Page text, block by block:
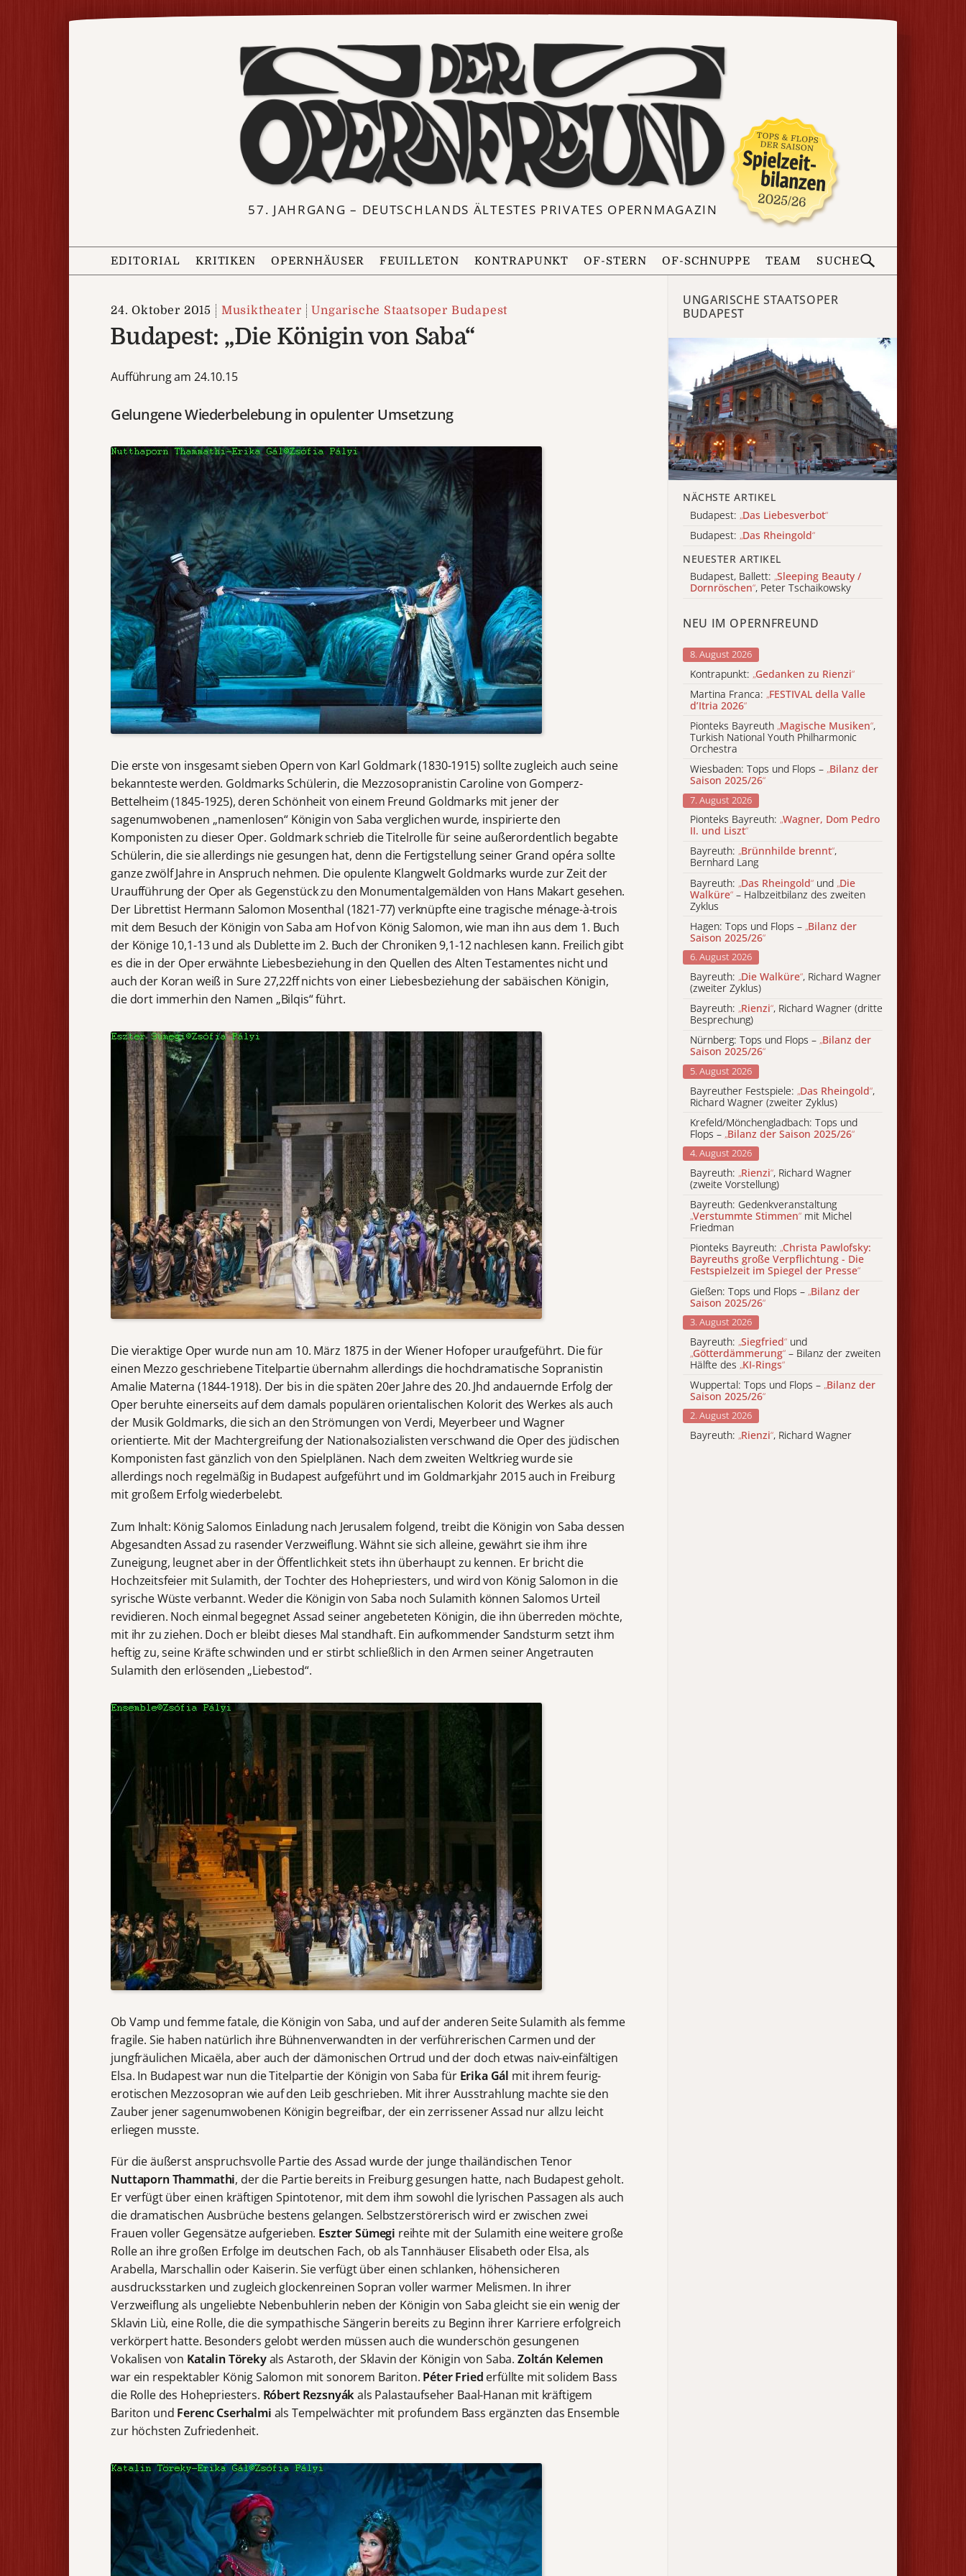
57. JAHRGANG – DEUTSCHLANDS ÄLTESTES PRIVATES OPERNMAGAZIN
EDITORIAL KRITIKEN OPERNHÄUSER FEUILLETON KONTRAPUNKT OF-STERN OF-SCHNUPPE TEAM SUCHE
24. Oktober 2015 Musiktheater Ungarische Staatsoper Budapest
Budapest: „Die Königin von Saba“
Aufführung am 24.10.15
Gelungene Wiederbelebung in opulenter Umsetzung
Die erste von insgesamt sieben Opern von Karl Goldmark (1830-1915) sollte zugleich auch seine
bekannteste werden. Goldmarks Schülerin, die Mezzosopranistin Caroline von Gomperz-
Bettelheim (1845-1925), deren Schönheit von einem Freund Goldmarks mit jener der
sagenumwobenen „namenlosen“ Königin von Saba verglichen wurde, inspirierte den
Komponisten zu dieser Oper. Goldmark schrieb die Titelrolle für seine außerordentlich begabte
Schülerin, die sie allerdings nie gesungen hat, denn die Fertigstellung seiner Grand opéra sollte
ganze zwölf Jahre in Anspruch nehmen. Die opulente Klangwelt Goldmarks wurde zur Zeit der
Uraufführung der Oper als Gegenstück zu den Monumentalgemälden von Hans Makart gesehen.
Der Librettist Hermann Salomon Mosenthal (1821-77) verknüpfte eine tragische ménage-à-trois
mit dem Besuch der Königin von Saba am Hof von König Salomon, wie man ihn aus dem 1. Buch
der Könige 10,1-13 und als Dublette im 2. Buch der Chroniken 9,1-12 nachlesen kann. Freilich gibt
es die in der Oper erwähnte Liebesbeziehung in den Quellen des Alten Testamentes nicht und
auch der Koran weiß in Sure 27,22ff nichts von einer Liebesbeziehung der sabäischen Königin,
die dort immerhin den Namen „Bilqis“ führt.
Die vieraktige Oper wurde nun am 10. März 1875 in der Wiener Hofoper uraufgeführt. Die für
einen Mezzo geschriebene Titelpartie übernahm allerdings die hochdramatische Sopranistin
Amalie Materna (1844-1918). Der bis in die späten 20er Jahre des 20. Jhd andauernde Erfolg der
Oper beruhte einerseits auf dem damals populären orientalischen Kolorit des Werkes als auch
der Musik Goldmarks, die sich an den Strömungen von Verdi, Meyerbeer und Wagner
orientierte. Mit der Machtergreifung der Nationalsozialisten verschwand die Oper des jüdischen
Komponisten fast gänzlich von den Spielplänen. Nach dem zweiten Weltkrieg wurde sie
allerdings noch regelmäßig in Budapest aufgeführt und im Goldmarkjahr 2015 auch in Freiburg
mit großem Erfolg wiederbelebt.
Zum Inhalt: König Salomos Einladung nach Jerusalem folgend, treibt die Königin von Saba dessen
Abgesandten Assad zu rasender Verzweiflung. Wähnt sie sich alleine, gewährt sie ihm ihre
Zuneigung, leugnet aber in der Öffentlichkeit stets ihn überhaupt zu kennen. Er bricht die
Hochzeitsfeier mit Sulamith, der Tochter des Hohepriesters, und wird von König Salomon in die
syrische Wüste verbannt. Weder die Königin von Saba noch Sulamith können Salomos Urteil
revidieren. Noch einmal begegnet Assad seiner angebeteten Königin, die ihn überreden möchte,
mit ihr zu ziehen. Doch er bleibt dieses Mal standhaft. Ein aufkommender Sandsturm setzt ihm
heftig zu, seine Kräfte schwinden und er stirbt schließlich in den Armen seiner Angetrauten
Sulamith den erlösenden „Liebestod“.
Ob Vamp und femme fatale, die Königin von Saba, und auf der anderen Seite Sulamith als femme
fragile. Sie haben natürlich ihre Bühnenverwandten in der verführerischen Carmen und der
jungfräulichen Micaëla, aber auch der dämonischen Ortrud und der doch etwas naiv-einfältigen
Elsa. In Budapest war nun die Titelpartie der Königin von Saba für Erika Gál mit ihrem feurig-
erotischen Mezzosopran wie auf den Leib geschrieben. Mit ihrer Ausstrahlung machte sie den
Zauber jener sagenumwobenen Königin begreifbar, der ein zerrissener Assad nur allzu leicht
erliegen musste.
Für die äußerst anspruchsvolle Partie des Assad wurde der junge thailändischen Tenor
Nuttaporn Thammathi, der die Partie bereits in Freiburg gesungen hatte, nach Budapest geholt.
Er verfügt über einen kräftigen Spintotenor, mit dem ihm sowohl die lyrischen Passagen als auch
die dramatischen Ausbrüche bestens gelangen. Selbstzerstörerisch wird er zwischen zwei
Frauen voller Gegensätze aufgerieben. Eszter Sümegi reihte mit der Sulamith eine weitere große
Rolle an ihre großen Erfolge im deutschen Fach, ob als Tannhäuser Elisabeth oder Elsa, als
Arabella, Marschallin oder Kaiserin. Sie verfügt über einen schlanken, höhensicheren
ausdrucksstarken und zugleich glockenreinen Sopran voller warmer Melismen. In ihrer
Verzweiflung als ungeliebte Nebenbuhlerin neben der Königin von Saba gleicht sie ein wenig der
Sklavin Liù, eine Rolle, die die sympathische Sängerin bereits zu Beginn ihrer Karriere erfolgreich
verkörpert hatte. Besonders gelobt werden müssen auch die wunderschön gesungenen
Vokalisen von Katalin Törekyals Astaroth, der Sklavin der Königin von Saba. Zoltán Kelemen
war ein respektabler König Salomon mit sonorem Bariton. Péter Fried erfüllte mit solidem Bass
die Rolle des Hohepriesters. Róbert Rezsnyákals Palastaufseher Baal-Hanan mit kräftigem
Bariton und Ferenc Cserhalmi als Tempelwächter mit profundem Bass ergänzten das Ensemble
zur höchsten Zufriedenheit.
UNGARISCHE STAATSOPER
BUDAPEST
NÄCHSTE ARTIKEL
Budapest: „Das Liebesverbot“
Budapest: „Das Rheingold“
NEUESTER ARTIKEL
Budapest, Ballett: „Sleeping Beauty /
Dornröschen“, Peter Tschaikowsky
NEU IM OPERNFREUND
8. August 2026
Kontrapunkt: „Gedanken zu Rienzi“
Martina Franca: „FESTIVAL della Valle
d’Itria 2026“
Pionteks Bayreuth „Magische Musiken“,
Turkish National Youth Philharmonic
Orchestra
Wiesbaden: Tops und Flops – „Bilanz der
Saison 2025/26“
7. August 2026
Pionteks Bayreuth: „Wagner, Dom Pedro
II. und Liszt“
Bayreuth: „Brünnhilde brennt“,
Bernhard Lang
Bayreuth: „Das Rheingold“ und „Die
Walküre“ – Halbzeitbilanz des zweiten
Zyklus
Hagen: Tops und Flops – „Bilanz der
Saison 2025/26“
6. August 2026
Bayreuth: „Die Walküre“, Richard Wagner
(zweiter Zyklus)
Bayreuth: „Rienzi“, Richard Wagner (dritte
Besprechung)
Nürnberg: Tops und Flops – „Bilanz der
Saison 2025/26“
5. August 2026
Bayreuther Festspiele: „Das Rheingold“,
Richard Wagner (zweiter Zyklus)
Krefeld/Mönchengladbach: Tops und
Flops – „Bilanz der Saison 2025/26“
4. August 2026
Bayreuth: „Rienzi“, Richard Wagner
(zweite Vorstellung)
Bayreuth: Gedenkveranstaltung
„Verstummte Stimmen“ mit Michel
Friedman
Pionteks Bayreuth: „Christa Pawlofsky:
Bayreuths große Verpflichtung - Die
Festspielzeit im Spiegel der Presse“
Gießen: Tops und Flops – „Bilanz der
Saison 2025/26“
3. August 2026
Bayreuth: „Siegfried“ und
„Götterdämmerung“ – Bilanz der zweiten
Hälfte des „KI-Rings“
Wuppertal: Tops und Flops – „Bilanz der
Saison 2025/26“
2. August 2026
Bayreuth: „Rienzi“, Richard Wagner